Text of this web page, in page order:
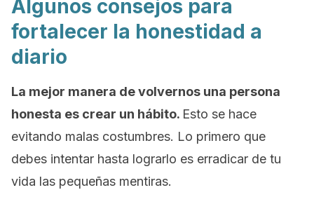
Algunos consejos para
fortalecer la honestidad a
diario
La mejor manera de volvernos una persona
honesta es crear un hábito. Esto se hace
evitando malas costumbres. Lo primero que
debes intentar hasta lograrlo es erradicar de tu
vida las pequeñas mentiras.